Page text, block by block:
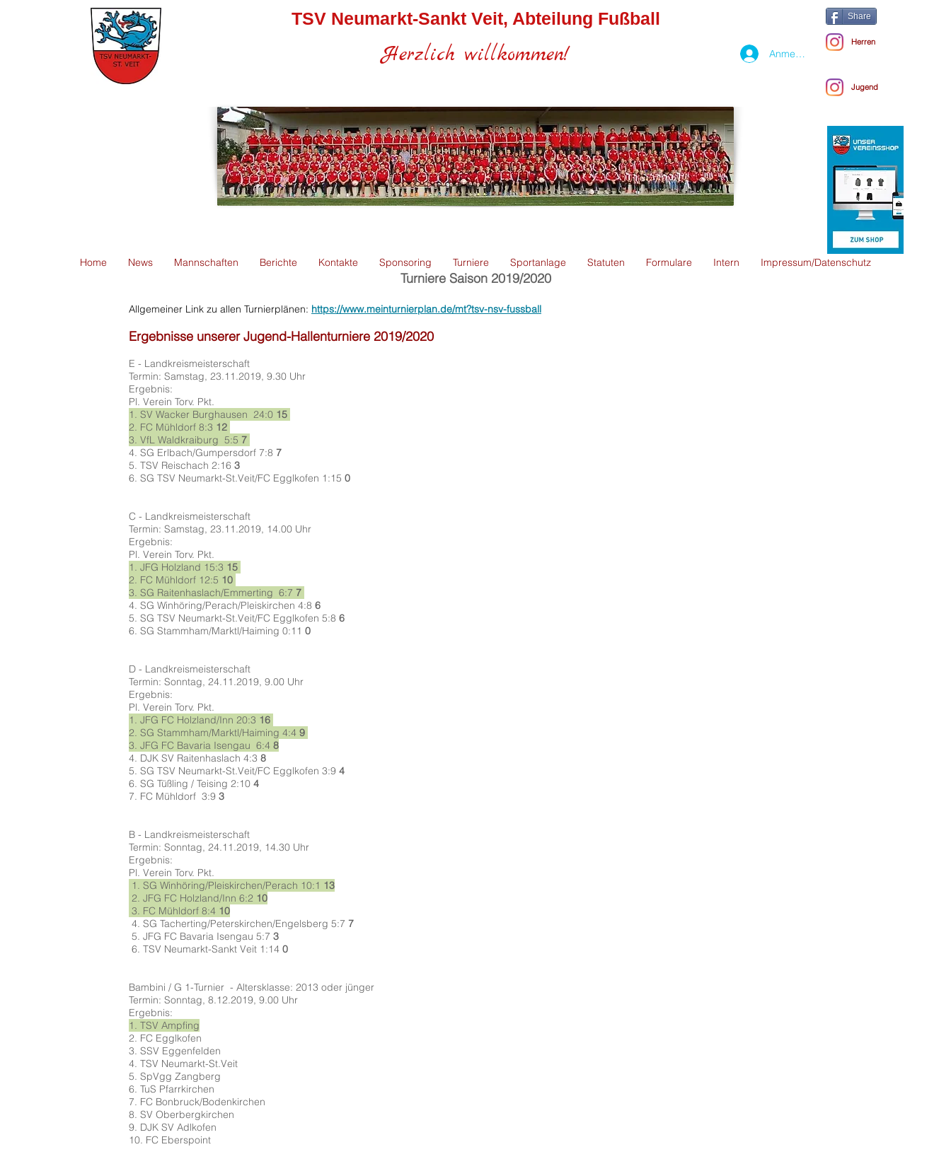
TSV Neumarkt-Sankt Veit, Abteilung Fußball
Herzlich willkommen! Anmelden
Share
Herren
Jugend
Home News Mannschaften Berichte Kontakte Sponsoring Turniere Sportanlage Statuten Formulare Intern Impressum/Datenschutz
Turniere Saison 2019/2020
Allgemeiner Link zu allen Turnierplänen: https://www.meinturnierplan.de/mt?tsv-nsv-fussball
Ergebnisse unserer Jugend-Hallenturniere 2019/2020
E - Landkreismeisterschaft
Termin: Samstag, 23.11.2019, 9.30 Uhr
Ergebnis:
Pl. Verein Torv. Pkt.
1. SV Wacker Burghausen 24:0 15
2. FC Mühldorf 8:3 12
3. VfL Waldkraiburg 5:5 7
4. SG Erlbach/Gumpersdorf 7:8 7
5. TSV Reischach 2:16 3
6. SG TSV Neumarkt-St.Veit/FC Egglkofen 1 :15 0
C - Landkreismeisterschaft
Termin: Samstag, 23.11.2019, 14.00 Uhr
Ergebnis:
Pl. Verein Torv. Pkt.
1. JFG Holzland 15:3 15
2. FC Mühldorf 12:5 10
3. SG Raitenhaslach/Emmerting 6:7 7
4. SG Winhöring/Perach/Pleiskirchen 4:8 6
5. SG TSV Neumarkt-St.Veit/FC Egglkofen 5:8 6
6. SG Stammham/Marktl/Haiming 0:11 0
D - Landkreismeisterschaft
Termin: Sonntag, 24.11.2019, 9.00 Uhr
Ergebnis:
Pl. Verein Torv. Pkt.
1. JFG FC Holzland/Inn 20:3 16
2. SG Stammham/Marktl/Haiming 4:4 9
3. JFG FC Bavaria Isengau 6:4 8
4. DJK SV Raitenhaslach 4:3 8
5. SG TSV Neumarkt-St.Veit/FC Egglkofen 3:9 4
6. SG Tüßling / Teising 2:10 4
7. FC Mühldorf 3:9 3
B - Landkreismeisterschaft
Termin: Sonntag, 24.11.2019, 14.30 Uhr
Ergebnis:
Pl. Verein Torv. Pkt.
1. SG Winhöring/Pleiskirchen/Perach 10:1 13
2. JFG FC Holzland/Inn 6:2 10
3. FC Mühldorf 8:4 10
4. SG Tacherting/Peterskirchen/Engelsberg 5:7 7
5. JFG FC Bavaria Isengau 5:7 3
6. TSV Neumarkt-Sankt Veit 1:14 0
Bambini / G 1-Turnier - Altersklasse: 2013 oder jünger
Termin: Sonntag, 8.12.2019, 9.00 Uhr
Ergebnis:
1. TSV Ampfing
2. FC Egglkofen
3. SSV Eggenfelden
4. TSV Neumarkt-St.Veit
5. SpVgg Zangberg
6. TuS Pfarrkirchen
7. FC Bonbruck/Bodenkirchen
8. SV Oberbergkirchen
9. DJK SV Adlkofen
10. FC Eberspoint